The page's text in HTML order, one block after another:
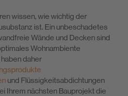
wissen, wie wichtig der
ist. Ein unbeschadetes
Wände und Decken sind
Wohnambiente
daher
und Flüssigkeitsabdichtungen
Ihrem nächsten Bauprojekt die